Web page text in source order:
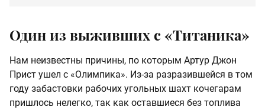
Один из выживших с «Титаника»
Нам неизвестны причины, по которым Артур Джон
Прист ушел с «Олимпика». Из-за разразившейся в том
году забастовки рабочих угольных шахт кочегарам
пришлось нелегко, так как оставшиеся без топлива